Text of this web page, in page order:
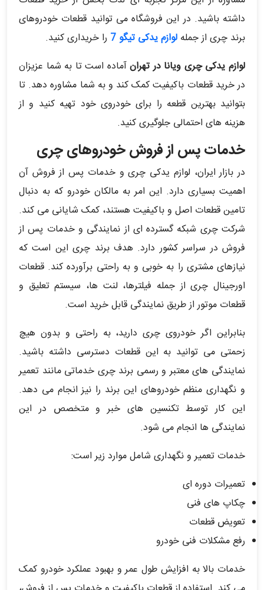
داشته باشید. در این فروشگاه می توانید قطعات خودروهای
برند چری از جمله لوازم یدکی تیگو 7
را خریداری کنید.
لوازم یدکی چری ویانا در تهرانآماده است تا به شما عزیزان
در خرید قطعات باکیفیت کمک کند و به شما مشاوره دهد. تا
بتوانید بهترین قطعه را برای خودروی خود تهیه کنید و از
هزینه های احتمالی جلوگیری کنید.
خدمات پس از فروش خودروهای چری
در بازار ایران، لوازم یدکی چری و خدمات پس از فروش آن
اهمیت بسیاری دارد. این امر به مالکان خودرو که به دنبال
تامین قطعات اصل و باکیفیت هستند، کمک شایانی می کند.
شرکت چری شبکه گسترده ای از نمایندگی و خدمات پس از
فروش در سراسر کشور دارد. هدف برند چری این است که
نیازهای مشتری را به خوبی و به راحتی برآورده کند. قطعات
اورجینال چری از جمله فیلترها، لنت ها، سیستم تعلیق و
قطعات موتور از طریق نمایندگی قابل خرید است.
بنابراین اگر خودروی چری دارید، به راحتی و بدون هیچ
زحمتی می توانید به این قطعات دسترسی داشته باشید.
نمایندگی های معتبر و رسمی برند چری خدماتی مانند تعمیر
و نگهداری منظم خودروهای این برند را نیز انجام می دهد.
این کار توسط تکنسین های خبر و متخصص در این
نمایندگی ها انجام می شود.
خدمات تعمیر و نگهداری شامل موارد زیر است:
تعمیرات دوره ای
چکاپ های فنی
تعویض قطعات
رفع مشکلات فنی خودرو
خدمات بالا به افزایش طول عمر و بهبود عملکرد خودرو کمک